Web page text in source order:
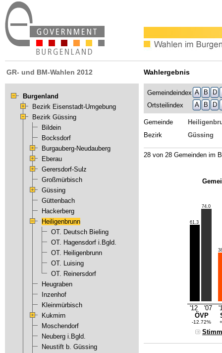
GR- und BM-Wahlen 2012
Burgenland
Bezirk Eisenstadt-Umgebung
Bezirk Güssing
Bildein
Bocksdorf
Burgauberg-Neudauberg
Eberau
Gerersdorf-Sulz
Großmürbisch
Güssing
Güttenbach
Hackerberg
Heiligenbrunn
OT. Deutsch Bieling
OT. Hagensdorf i.Bgld.
OT. Heiligenbrunn
OT. Luising
OT. Reinersdorf
Heugraben
Inzenhof
Kleinmürbisch
Kukmirn
Moschendorf
Neuberg i.Bgld.
Neustift b. Güssing
Wahlergebnis
Gemeindeindex A B D
Ortsteilindex
A B D
Gemeinde
Bezirk
Güssing
28 von 28 Gemeinden im
61.3
74.0
'12 '07
ÖVP
-12.72%